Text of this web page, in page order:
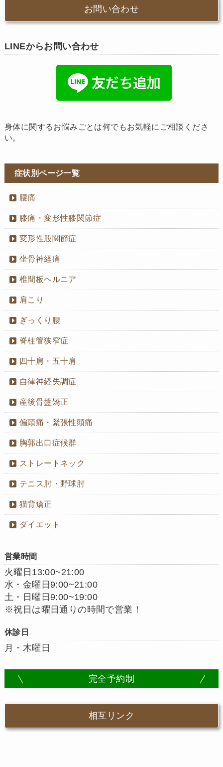
お問い合わせ
LINEからお問い合わせ
身体に関するお悩みごとは何でもお気軽にご相談くださ
い。
症状別ページ一覧
腰痛
膝痛・変形性膝関節症
変形性股関節症
坐骨神経痛
椎間板ヘルニア
肩こり
ぎっくり腰
脊柱管狭窄症
四十肩・五十肩
自律神経失調症
産後骨盤矯正
偏頭痛・緊張性頭痛
胸郭出口症候群
ストレートネック
テニス肘・野球肘
猫背矯正
ダイエット
営業時間
火曜日13:00~21:00
水・金曜日9:00~21:00
土・日曜日9:00~19:00
※祝日は曜日通りの時間で営業！
休診日
月・木曜日
完全予約制
相互リンク